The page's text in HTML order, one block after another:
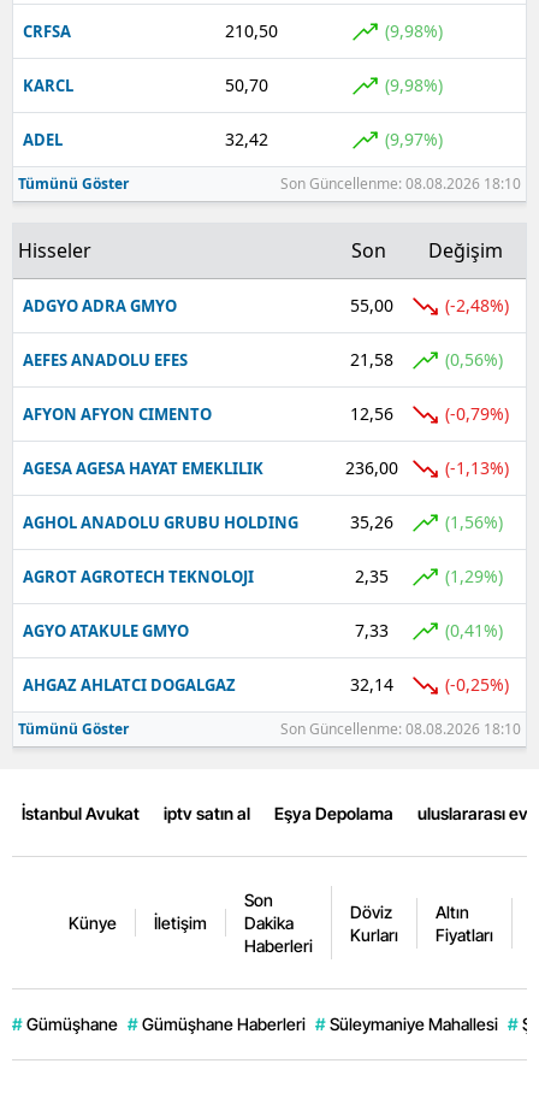
Iğdır
Yalova
Karabük
Kilis
Osmaniye
CRFSA 210,50 (9,98%)
KARCL 50,70 (9,98%)
ADEL 32,42 (9,97%)
Tümünü Göster Son Güncellenme: 08.08.2026 18:10
Hisseler Son Değişim
ADGYO ADRA GMYO 55,00 (-2,48%)
AEFES ANADOLU EFES 21,58 (0,56%)
AFYON AFYON CIMENTO 12,56 (-0,79%)
AGESA AGESA HAYAT EMEKLILIK 236,00 (-1,13%)
AGHOL ANADOLU GRUBU HOLDING 35,26 (1,56%)
AGROT AGROTECH TEKNOLOJI 2,35 (1,29%)
AGYO ATAKULE GMYO 7,33 (0,41%)
AHGAZ AHLATCI DOGALGAZ 32,14 (-0,25%)
Tümünü Göster Son Güncellenme: 08.08.2026 18:10
İstanbul Avukat iptv satın al Eşya Depolama uluslararası
Künye İletişim
Son
Dakika
Haberleri
Döviz
Kurları
Altın
Fiyatları
# Gümüşhane # Gümüşhane Haberleri # Süleymaniye Mahallesi #